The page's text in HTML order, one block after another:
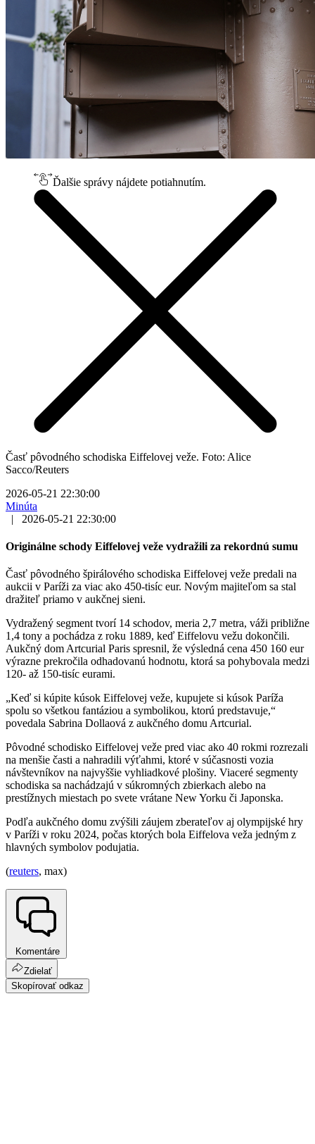
Ďalšie správy nájdete potiahnutím.
Časť pôvodného schodiska Eiffelovej veže. Foto: Alice
Sacco/Reuters
2026-05-21 22:30:00
Minúta
|
2026-05-21 22:30:00
Originálne schody Eiffelovej veže vydražili za rekordnú sumu
Časť pôvodného špirálového schodiska Eiffelovej veže predali na
aukcii v Paríži za viac ako 450-tisíc eur. Novým majiteľom sa stal
dražiteľ priamo v aukčnej sieni.
Vydražený segment tvorí 14 schodov, meria 2,7 metra, váži približne
1,4 tony a pochádza z roku 1889, keď Eiffelovu vežu dokončili.
Aukčný dom Artcurial Paris spresnil, že výsledná cena 450 160 eur
výrazne prekročila odhadovanú hodnotu, ktorá sa pohybovala medzi
120- až 150-tisíc eurami.
„Keď si kúpite kúsok Eiffelovej veže, kupujete si kúsok Paríža
spolu so všetkou fantáziou a symbolikou, ktorú predstavuje,“
povedala Sabrina Dollaová z aukčného domu Artcurial.
Pôvodné schodisko Eiffelovej veže pred viac ako 40 rokmi rozrezali
na menšie časti a nahradili výťahmi, ktoré v súčasnosti vozia
návštevníkov na najvyššie vyhliadkové plošiny. Viaceré segmenty
schodiska sa nachádzajú v súkromných zbierkach alebo na
prestížnych miestach po svete vrátane New Yorku či Japonska.
Podľa aukčného domu zvýšili záujem zberateľov aj olympijské hry
v Paríži v roku 2024, počas ktorých bola Eiffelova veža jedným z
hlavných symbolov podujatia.
(reuters, max)
Komentáre
Zdielať
Skopírovať odkaz